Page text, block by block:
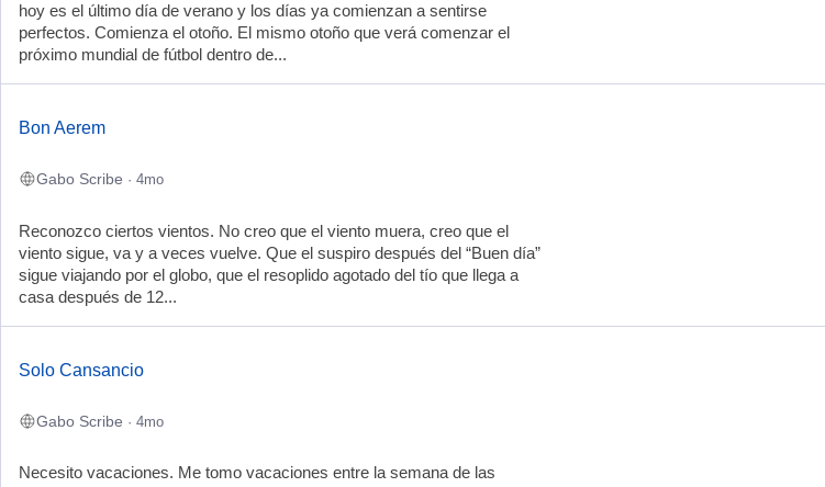
hoy es el último día de verano y los días ya comienzan a sentirse
perfectos. Comienza el otoño. El mismo otoño que verá comenzar el
próximo mundial de fútbol dentro de...
Bon Aerem
Gabo Scribe · 4mo
Reconozco ciertos vientos. No creo que el viento muera, creo que el
viento sigue, va y a veces vuelve. Que el suspiro después del “Buen día”
sigue viajando por el globo, que el resoplido agotado del tío que llega a
casa después de 12...
Solo Cansancio
Gabo Scribe · 4mo
Necesito vacaciones. Me tomo vacaciones entre la semana de las